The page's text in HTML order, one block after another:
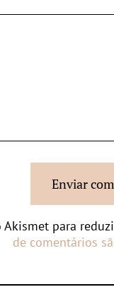
para
de comentários